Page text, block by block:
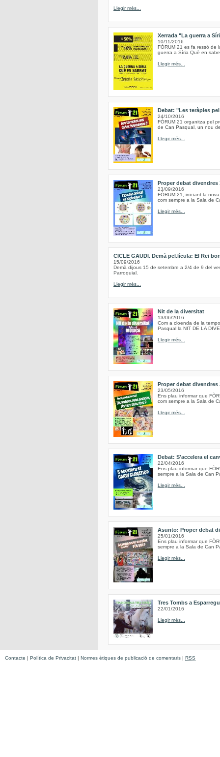
Llegir més...
Xerrada "La guerra a
10/11/2016
FÒRUM 21 es fa ressò de
guerra a Síria Què en
Llegir més...
Debat: "Les teràpies
24/10/2016
FÒRUM 21 organitza pel
de Can Pasqual, un nou
Llegir més...
Proper debat
23/09/2016
FÒRUM 21, iniciant la
com sempre a la Sala de
Llegir més...
CICLE GAUDI. Demà pel.lícula: El Rei
15/09/2016
Demà dijous 15 de setembre a 2/4 de 9 del
Parroquial.
Llegir més...
Nit de la diversitat
13/06/2016
Com a cloenda de la
Pasqual la NIT DE LA
Llegir més...
Proper debat
23/05/2016
Ens plau informar que
com sempre a la Sala de
Llegir més...
Debat: S'accelera el
22/04/2016
Ens plau informar que
sempre a la Sala de Can
Llegir més...
Asunto: Proper debat
25/01/2016
Ens plau informar que
sempre a la Sala de Can
Llegir més...
Tres Tombs a
22/01/2016
Llegir més...
Contacte | Política de Privacitat | Normes ètiques de publicació de comentaris | RSS